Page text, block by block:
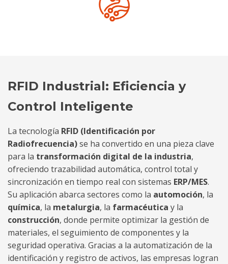
RFID Industrial: Eficiencia y
Control Inteligente
La tecnología RFID (Identificación por
Radiofrecuencia)se ha convertido en una pieza clave
para la transformación digital de la industria,
ofreciendo trazabilidad automática, control total y
sincronización en tiempo real con sistemas ERP/MES.
Su aplicación abarca sectores como la automoción, la
química, la metalurgia, la farmacéutica y la
construcción, donde permite optimizar la gestión de
materiales, el seguimiento de componentes y la
seguridad operativa. Gracias a la automatización de la
identificación y registro de activos, las empresas logran